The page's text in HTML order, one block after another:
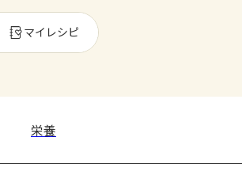
マイレシピ
栄養